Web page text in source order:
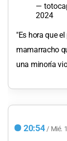
—
2024
"Es hora que
mamarracho
una minoría
20:54 / Mié.